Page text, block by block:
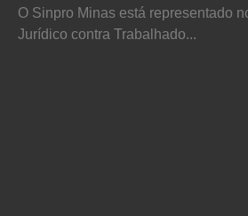
O Sinpro Minas está representado
Jurídico contra Trabalhado...